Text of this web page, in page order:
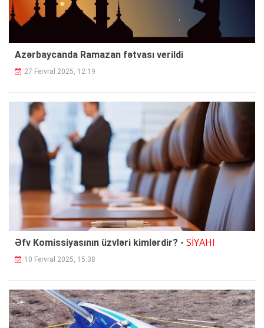
Azərbaycanda Ramazan fətvası verildi
27 Fervral 2025, 12:19
Əfv Komissiyasının üzvləri kimlərdir? - SİYAHI
10 Fervral 2025, 15:38